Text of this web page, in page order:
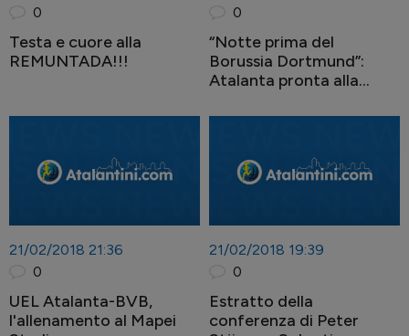
0
Testa e cuore alla
REMUNTADA!!!
0
“Notte prima del
Borussia Dortmund”:
Atalanta pronta alla
21/02/2018 21:36
0
UEL Atalanta-BVB,
l'allenamento al Mapei
21/02/2018 19:39
0
Estratto della
conferenza di Peter